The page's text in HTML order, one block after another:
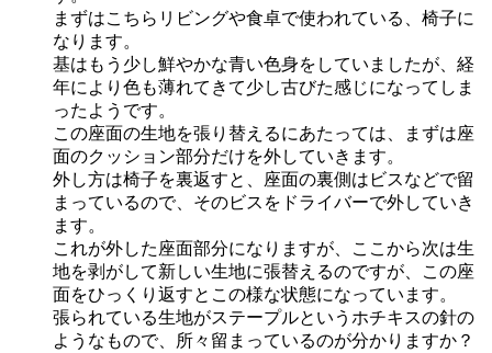
まずはこちらリビングや食卓で使われている、椅子に
なります。
基はもう少し鮮やかな青い色身をしていましたが、経
年により色も薄れてきて少し古びた感じになってしま
ったようです。
この座面の生地を張り替えるにあたっては、まずは座
面のクッション部分だけを外していきます。
外し方は椅子を裏返すと、座面の裏側はビスなどで留
まっているので、そのビスをドライバーで外していき
ます。
これが外した座面部分になりますが、ここから次は生
地を剥がして新しい生地に張替えるのですが、この座
面をひっくり返すとこの様な状態になっています。
張られている生地がステープルというホチキスの針の
ようなもので、所々留まっているのが分かりますか？